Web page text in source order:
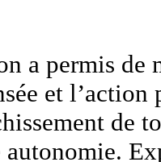
a permis
et
de